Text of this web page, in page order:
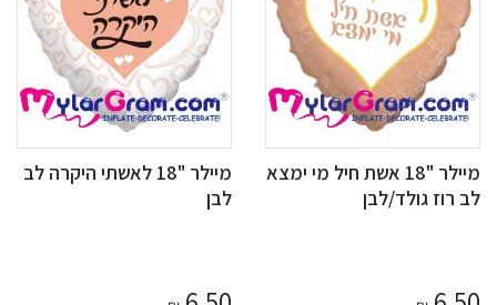
מיילר "18 אשת חיל מי ימצא
לב רוז גולד/לבן
מיילר "18 לאשתי היקרה לב
לבן